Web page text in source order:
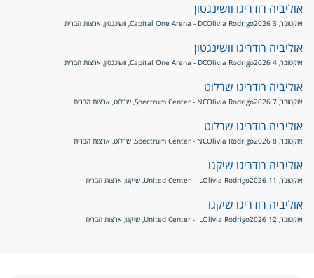
אוליביה רודריגו וושינגטון
אוקטובר, 3 2026 Olivia RodrigoCapital One Arena - DC, וושינגטון, ארצות הברית
אוליביה רודריגו וושינגטון
אוקטובר, 4 2026 Olivia RodrigoCapital One Arena - DC, וושינגטון, ארצות הברית
אוליביה רודריגו שרלוט
אוקטובר, 7 2026 Olivia RodrigoSpectrum Center - NC, שרלוט, ארצות הברית
אוליביה רודריגו שרלוט
אוקטובר, 8 2026 Olivia RodrigoSpectrum Center - NC, שרלוט, ארצות הברית
אוליביה רודריגו שיקגו
אוקטובר, 11 2026 Olivia RodrigoUnited Center - IL, שיקגו, ארצות הברית
אוליביה רודריגו שיקגו
אוקטובר, 12 2026 Olivia RodrigoUnited Center - IL, שיקגו, ארצות הברית